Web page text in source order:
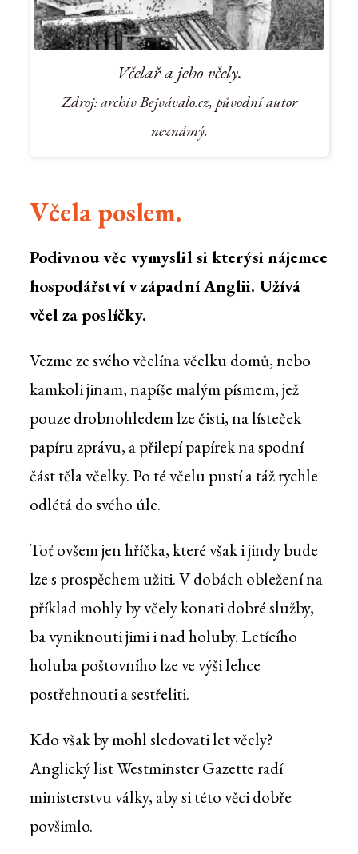
Včelař a jeho včely.
Zdroj: archiv Bejvávalo.cz, původní autor
neznámý.
Včela poslem.
Podivnou věc vymyslil si kterýsi nájemce
hospodářství v západní Anglii. Užívá
včel za poslíčky.
Vezme ze svého včelína včelku domů, nebo
kamkoli jinam, napíše malým písmem, jež
pouze drobnohledem lze čisti, na lísteček
papíru zprávu, a přilepí papírek na spodní
část těla včelky. Po té včelu pustí a táž rychle
odlétá do svého úle.
Toť ovšem jen hříčka, které však i jindy bude
lze s prospěchem užiti. V dobách obležení na
příklad mohly by včely konati dobré služby,
ba vyniknouti jimi i nad holuby. Letícího
holuba poštovního lze ve výši lehce
postřehnouti a sestřeliti.
Kdo však by mohl sledovati let včely?
Anglický list Westminster Gazette radí
ministerstvu války, aby si této věci dobře
povšimlo.